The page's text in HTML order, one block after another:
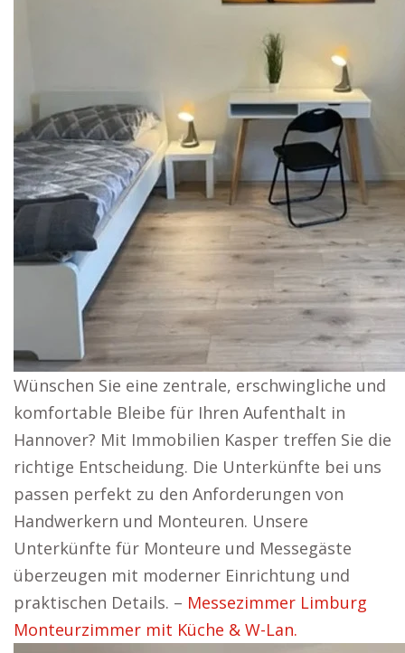
Wünschen Sie eine zentrale, erschwingliche und
komfortable Bleibe für Ihren Aufenthalt in
Hannover? Mit Immobilien Kasper treffen Sie die
richtige Entscheidung. Die Unterkünfte bei uns
passen perfekt zu den Anforderungen von
Handwerkern und Monteuren. Unsere
Unterkünfte für Monteure und Messegäste
überzeugen mit moderner Einrichtung und
praktischen Details. – Messezimmer Limburg
Monteurzimmer mit Küche & W-Lan.